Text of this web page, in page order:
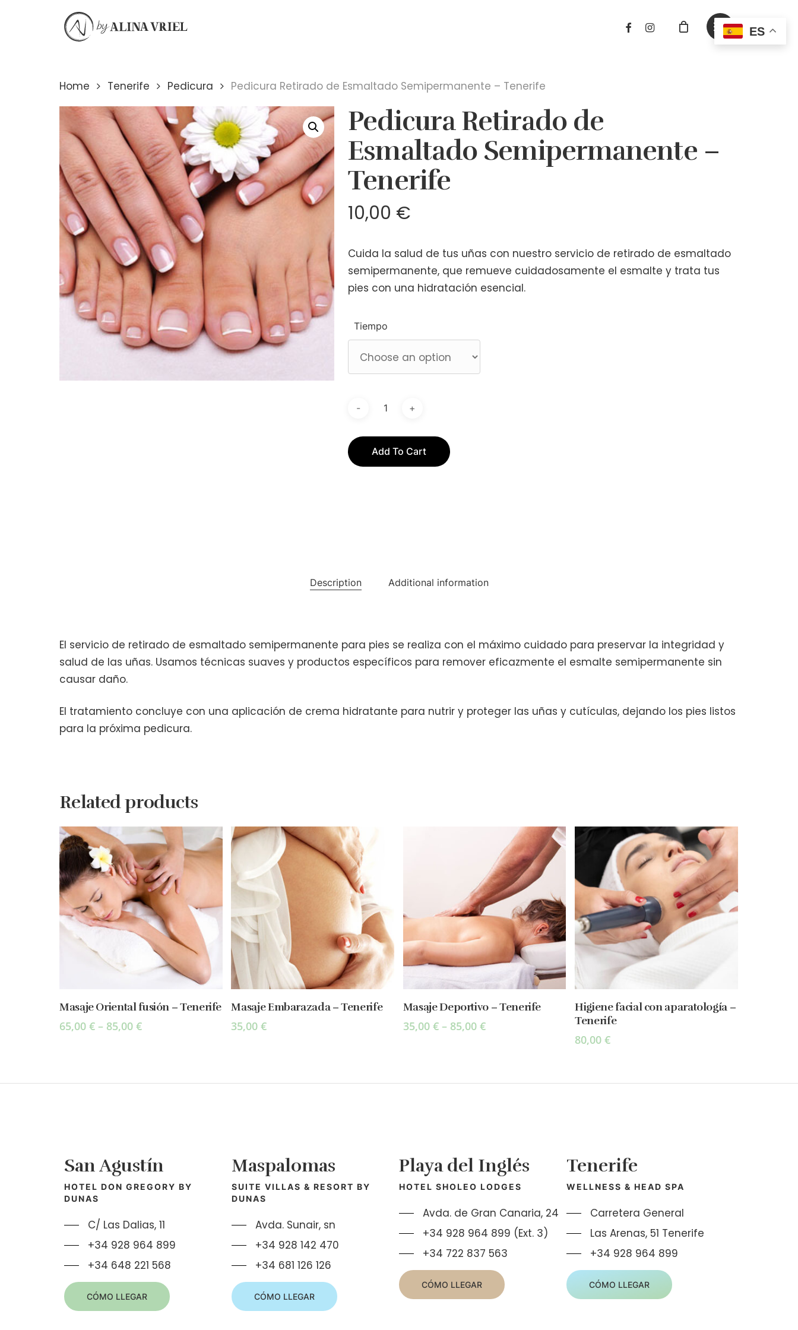
Menu
FACEBOOKINSTAGRAM
Home Tenerife Pedicura Pedicura Retirado de Esmaltado Semipermanente – Tenerife
Pedicura Retirado de
Esmaltado Semipermanente –
Tenerife
10,00 €
Cuida la salud de tus uñas con nuestro servicio de retirado de esmaltado
semipermanente, que remueve cuidadosamente el esmalte y trata tus
pies con una hidratación esencial.
Tiempo
Add To Cart
Description Additional information
El servicio de retirado de esmaltado semipermanente para pies se realiza con el máximo cuidado para preservar la integridad y
salud de las uñas. Usamos técnicas suaves y productos específicos para remover eficazmente el esmalte semipermanente sin
causar daño.
El tratamiento concluye con una aplicación de crema hidratante para nutrir y proteger las uñas y cutículas, dejando los pies listos
para la próxima pedicura.
Related products
Select Options
Masaje Oriental fusión – Tenerife
65,00 € – 85,00 €
Select Options
Masaje Embarazada – Tenerife
35,00€
Select Options
Masaje Deportivo – Tenerife
35,00 €– 85,00 €
Select Options
Higiene facial con aparatología –
Tenerife
80,00€
San Agustín
HOTEL DON GREGORY BY
DUNAS
C/ Las Dalias, 11
+34 928 964 899
+34 648 221 568
CÓMO LLEGAR
Maspalomas
SUITE VILLAS & RESORT BY
DUNAS
Avda. Sunair, sn
+34 928 142 470
+34 681 126 126
CÓMO LLEGAR
Playa del Inglés
HOTEL SHOLEO LODGES
Avda. de Gran Canaria, 24
+34 928 964 899 (Ext. 3)
+34 722 837 563
CÓMO LLEGAR
Tenerife
WELLNESS & HEAD SPA
Carretera General
Las Arenas, 51 Tenerife
+34 928 964 899
CÓMO LLEGAR
ES